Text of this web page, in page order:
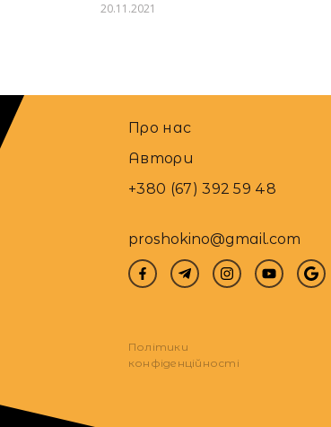
20.11.2021
Про нас
Автори
+380 (67) 392 59 48
proshokino@gmail.com
Політики
конфіденційності